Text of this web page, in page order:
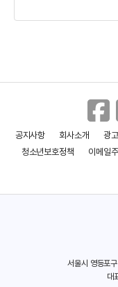
애시드 레인: 죽음
공지사항 회사소개 광
청소년보호정책
이메일
서울시 영등포
대